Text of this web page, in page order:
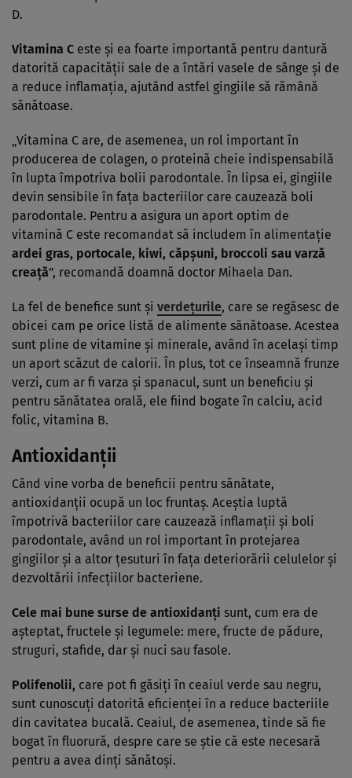
D.
Vitamina C este şi ea foarte importantă pentru dantură
datorită capacităţii sale de a întări vasele de sânge şi de
a reduce inflamaţia, ajutând astfel gingiile să rămână
sănătoase.
„Vitamina C are, de asemenea, un rol important în
producerea de colagen, o proteină cheie indispensabilă
în lupta împotriva bolii parodontale. În lipsa ei, gingiile
devin sensibile în faţa bacteriilor care cauzează boli
parodontale. Pentru a asigura un aport optim de
vitamină C este recomandat să includem în alimentaţie
ardei gras, portocale, kiwi, căpşuni, broccoli sau varză
creaţă”, recomandă doamnă doctor Mihaela Dan.
La fel de benefice sunt şi verdeţurile, care se regăsesc de
obicei cam pe orice listă de alimente sănătoase. Acestea
sunt pline de vitamine şi minerale, având în acelaşi timp
un aport scăzut de calorii. În plus, tot ce înseamnă frunze
verzi, cum ar fi varza şi spanacul, sunt un beneficiu şi
pentru sănătatea orală, ele fiind bogate în calciu, acid
folic, vitamina B.
Antioxidanţii
Când vine vorba de beneficii pentru sănătate,
antioxidanţii ocupă un loc fruntaş. Aceştia luptă
împotrivă bacteriilor care cauzează inflamaţii şi boli
parodontale, având un rol important în protejarea
gingiilor şi a altor ţesuturi în faţa deteriorării celulelor şi
dezvoltării infecţiilor bacteriene.
Cele mai bune surse de antioxidanţi sunt, cum era de
aşteptat, fructele şi legumele: mere, fructe de pădure,
struguri, stafide, dar şi nuci sau fasole.
Polifenolii, care pot fi găsiţi în ceaiul verde sau negru,
sunt cunoscuţi datorită eficienţei în a reduce bacteriile
din cavitatea bucală. Ceaiul, de asemenea, tinde să fie
bogat în fluorură, despre care se ştie că este necesară
pentru a avea dinţi sănătoşi.